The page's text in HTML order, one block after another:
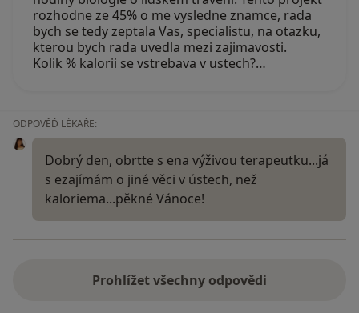
rozhodne ze 45% o me vysledne znamce, rada
bych se tedy zeptala Vas, specialistu, na otazku,
kterou bych rada uvedla mezi zajimavosti.
Kolik % kalorii se vstrebava v ustech?…
ODPOVĚĎ LÉKAŘE:
Dobrý den, obrtte s ena výživou terapeutku...já
s ezajímám o jiné věci v ústech, než
kaloriema...pěkné Vánoce!
Prohlížet všechny odpovědi